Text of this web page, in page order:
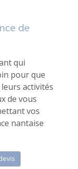
de
qui
pour que
activités
de vous
vos
nantaise